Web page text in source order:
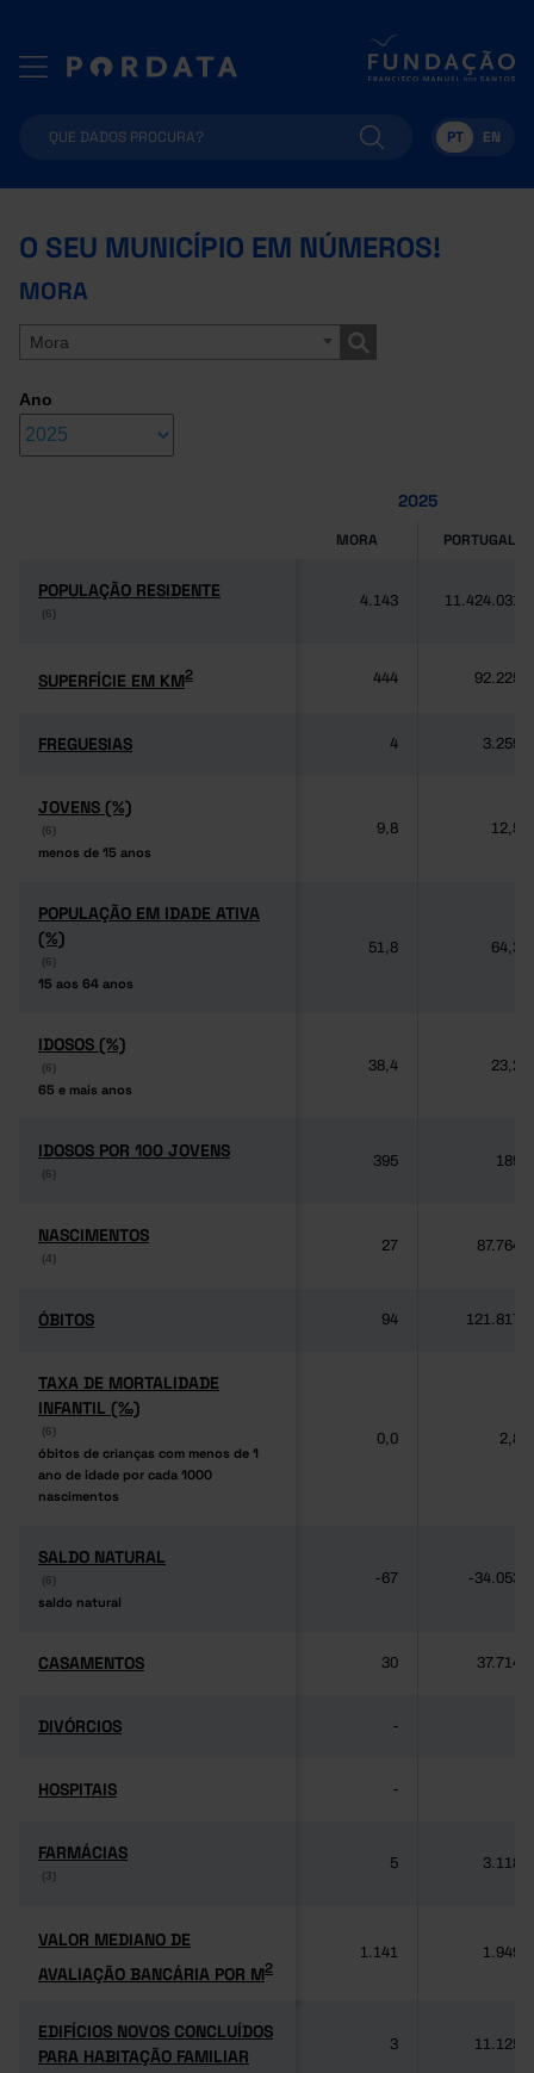
PT EN
O SEU MUNICÍPIO EM NÚMEROS!
MORA
Mora
Ano
2025
MORA PORTUGAL
POPULAÇÃO RESIDENTE
(6)
POPULAÇÃO RESIDENTE
(6)
4.143 11.424.031
SUPERFÍCIE EM KM2
SUPERFÍCIE EM KM2 444 92.225
FREGUESIAS
FREGUESIAS 4 3.259
JOVENS (%)
(6)
menos de 15 anos
JOVENS (%)
(6)
menos de 15 anos
9,8 12,5
POPULAÇÃO EM IDADE ATIVA
(%)
(6)
15 aos 64 anos
POPULAÇÃO EM IDADE ATIVA
(%)
(6)
15 aos 64 anos
51,8 64,3
IDOSOS (%)
(6)
65 e mais anos
IDOSOS (%)
(6)
65 e mais anos
38,4 23,2
IDOSOS POR 100 JOVENS
(6)
IDOSOS POR 100 JOVENS
(6)
395 189
NASCIMENTOS
(4)
NASCIMENTOS
(4)
27 87.764
ÓBITOS
ÓBITOS 94 121.817
TAXA DE MORTALIDADE
INFANTIL (‰)
(6)
óbitos de crianças com menos de 1
ano de idade por cada 1000
nascimentos
TAXA DE MORTALIDADE
INFANTIL (‰)
(6)
óbitos de crianças com menos de 1
ano de idade por cada 1000
nascimentos
0,0 2,8
SALDO NATURAL
(6)
saldo natural
SALDO NATURAL
(6)
saldo natural
-67 -34.053
CASAMENTOS
CASAMENTOS 30 37.714
DIVÓRCIOS
DIVÓRCIOS -
HOSPITAIS
HOSPITAIS -
FARMÁCIAS
(3)
FARMÁCIAS
(3)
5 3.118
VALOR MEDIANO DE
AVALIAÇÃO BANCÁRIA POR M2
VALOR MEDIANO DE
AVALIAÇÃO BANCÁRIA POR M2
1.141 1.949
EDIFÍCIOS NOVOS CONCLUÍDOS
PARA HABITAÇÃO FAMILIAR
EDIFÍCIOS NOVOS CONCLUÍDOS
PARA HABITAÇÃO FAMILIAR
3 11.125